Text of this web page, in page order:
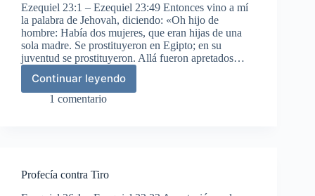
Ezequiel 23:1 – Ezequiel 23:49 Entonces vino a mí
la palabra de Jehovah, diciendo: «Oh hijo de
hombre: Había dos mujeres, que eran hijas de una
sola madre. Se prostituyeron en Egipto; en su
juventud se prostituyeron. Allá fueron apretados…
Continuar leyendo
Las
dos
1 comentario
Profecía contra Tiro